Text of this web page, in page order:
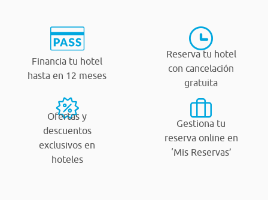
Financia tu hotel
hasta en 12 meses
Reserva tu hotel
con cancelación
gratuita
Ofertas y
descuentos
exclusivos en
hoteles
Gestiona tu
reserva online en
‘Mis Reservas’